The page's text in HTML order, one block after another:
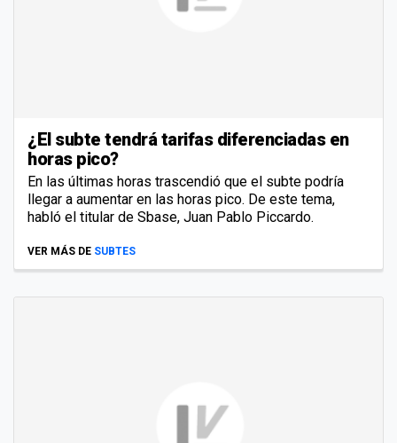
¿El subte tendrá tarifas diferenciadas en
horas pico?
En las últimas horas trascendió que el subte podría
llegar a aumentar en las horas pico. De este tema,
habló el titular de Sbase, Juan Pablo Piccardo.
VER MÁS DE SUBTES